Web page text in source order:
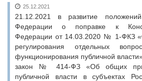
25.12.2021
21.12.2021 в развитие
Федерации о поправке к
Федерации от 14.03.2020 № 1-ФКЗ
регулирования отдельных
функционирования публичной
закон № 414-ФЗ «Об общих
публичной власти в субъектах